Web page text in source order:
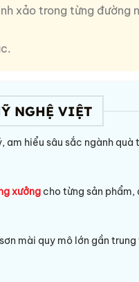
xảo trong từng đường
NGHỆ VIỆT
am hiểu sâu sắc ngành quà
xưởng cho từng sản
mài quy mô lớn gần trung